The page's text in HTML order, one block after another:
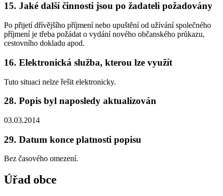
15. Jaké další činnosti jsou po žadateli požadovány
Po přijetí dřívějšího příjmení nebo upuštění od užívání společného
příjmení je třeba požádat o vydání nového občanského průkazu,
cestovního dokladu apod.
16. Elektronická služba, kterou lze využít
Tuto situaci nelze řešit elektronicky.
28. Popis byl naposledy aktualizován
03.03.2014
29. Datum konce platnosti popisu
Bez časového omezení.
Úřad obce